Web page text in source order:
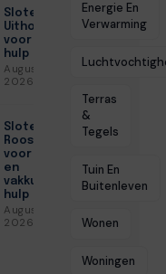
Slotenmaker
Uithoorn
voor snelle
hulp
Augustus 3,
2026
Slotenmaker
Roosendaal
voor snelle
en
vakkundige
hulp
Augustus 3,
2026
Energie En
Verwarming
Terras
&
Tegels
Tuin En
Buitenleven
Wonen
Woningen